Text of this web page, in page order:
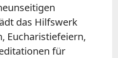
das Hilfswerk
Eucharistiefeiern,
für